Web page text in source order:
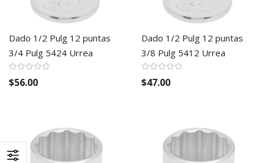
Dado 1/2 Pulg 12 puntas
3/4 Pulg 5424 Urrea
$56.00
Dado 1/2 Pulg 12 puntas
3/8 Pulg 5412 Urrea
$47.00